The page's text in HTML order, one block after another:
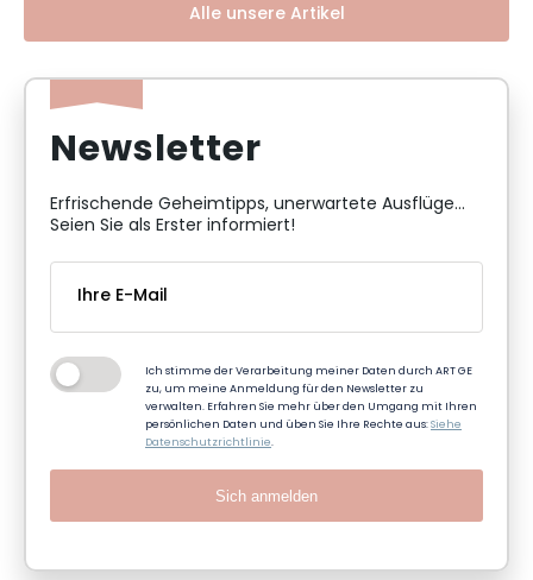
Alle unsere Artikel
Newsletter
Erfrischende Geheimtipps, unerwartete Ausflüge...
Seien Sie als Erster informiert!
Ich stimme der Verarbeitung meiner Daten durch ART GE
zu, um meine Anmeldung für den Newsletter zu
verwalten. Erfahren Sie mehr über den Umgang mit Ihren
persönlichen Daten und üben Sie Ihre Rechte aus:Siehe
Datenschutzrichtlinie.
Sich anmelden